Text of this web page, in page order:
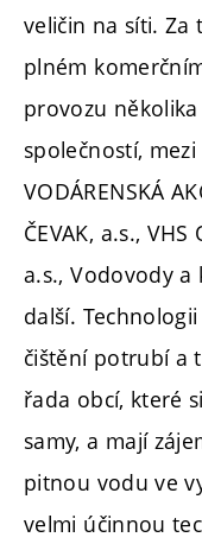
veličin na síti. Za
plném
provozu
společností,
VODÁRENSKÁ
ČEVAK, a.s.,
a.s., Vodovody a
další.
čištění potrubí a
řada obcí, které
samy, a mají
pitnou vodu ve
velmi účinnou